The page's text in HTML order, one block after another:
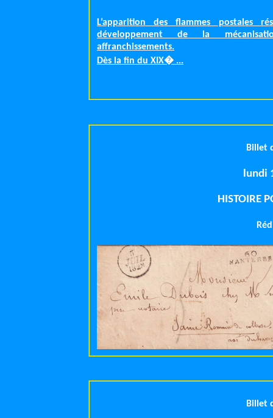
L’apparition des flammes postales
développement de la
affranchissements.
Dès la fin du XIX� ...
Billet
HISTOIRE
Billet